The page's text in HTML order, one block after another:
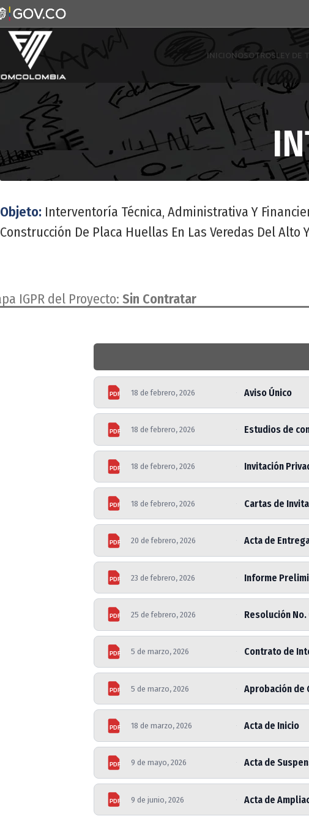
INICIONOSOTROS LEY DE
Objeto: Interventoría Técnica, Administrativa Y
Construcción De Placa Huellas En Las Veredas Del
IGPR del Proyecto: Sin Contratar
PDF 18 de febrero, 2026 Aviso Único
PDF 18 de febrero, 2026 Estudios de
PDF 18 de febrero, 2026 Invitación
PDF 18 de febrero, 2026 Cartas de
PDF 20 de febrero, 2026 Acta de
PDF 23 de febrero, 2026 Informe
PDF 25 de febrero, 2026 Resolución
PDF 5 de marzo, 2026 Contrato de
PDF 5 de marzo, 2026 Aprobación de
PDF 18 de marzo, 2026 Acta de Inicio
PDF 9 de mayo, 2026 Acta de
PDF 9 de junio, 2026 Acta de